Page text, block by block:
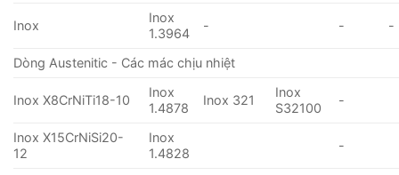
Inox
Inox
1.3964
- - -
Dòng Austenitic - Các mác chịu nhiệt
Inox X8CrNiTi18-10
Inox
1.4878
Inox 321
Inox
S32100
-
Inox X15CrNiSi20-
12
Inox
1.4828
-